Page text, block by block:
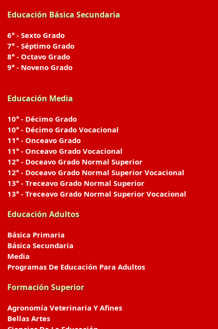
Educación Básica Secundaria
6° - Sexto Grado
7° - Séptimo Grado
8° - Octavo Grado
9° - Noveno Grado
Educación Media
10° - Décimo Grado
10° - Décimo Grado Vocacional
11° - Onceavo Grado
11° - Onceavo Grado Vocacional
12° - Doceavo Grado Normal Superior
12° - Doceavo Grado Normal Superior Vocacional
13° - Treceavo Grado Normal Superior
13° - Treceavo Grado Normal Superior Vocacional
Educación Adultos
Básica Primaria
Básica Secundaria
Media
Programas De Educación Para Adultos
Formación Superior
Agronomía Veterinaria Y Afines
Bellas Artes